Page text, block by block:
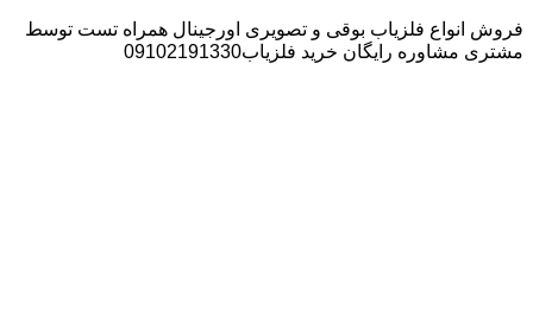
فروش انواع فلزیاب بوقی و تصویری اورجینال همراه تست توسط
مشتری مشاوره رایگان خرید فلزیاب09102191330